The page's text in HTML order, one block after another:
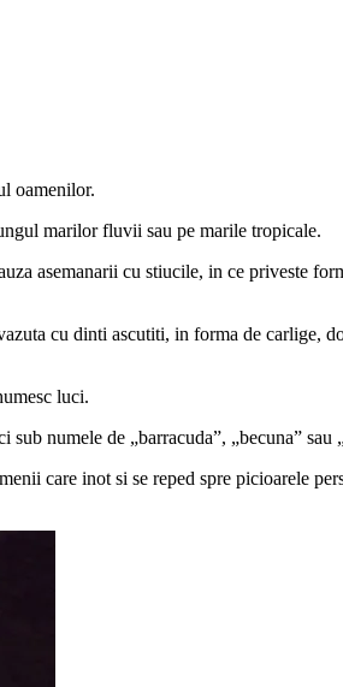
oamenilor.
marilor fluvii sau pe marile tropicale.
asemanarii cu stiucile, in ce priveste
cu dinti ascutiti, in forma de carlige,
luci.
numele de „barracuda”, „becuna” sau
care inot si se reped spre picioarele